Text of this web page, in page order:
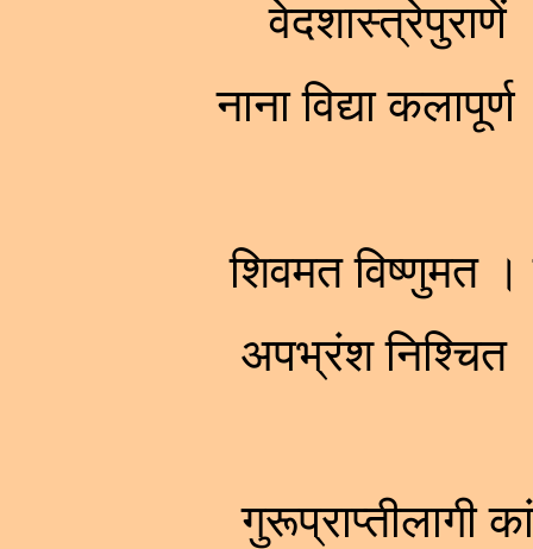
नाना विद्या
शिवमत विष्णुमत
अपभ्रंश
गुरूप्राप्तीलागी